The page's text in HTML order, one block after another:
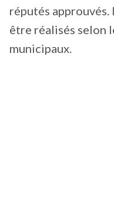
réputés
être réalisés selon
municipaux.